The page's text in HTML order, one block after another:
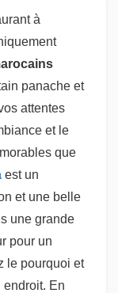
à
panache et
attentes
et le
que
est un
et une belle
une grande
pour un
le pourquoi et
endroit. En